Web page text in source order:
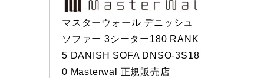
マスターウォール デニッシュ
ソファー 3シーター180 RANK
5 DANISH SOFA DNSO-3S18
0 Masterwal 正規販売店